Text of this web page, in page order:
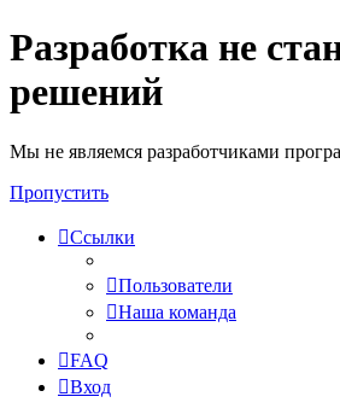
Разработка не
решений
Мы не являемся разработчиками
Пропустить
Ссылки
Пользователи
Наша команда
FAQ
Вход